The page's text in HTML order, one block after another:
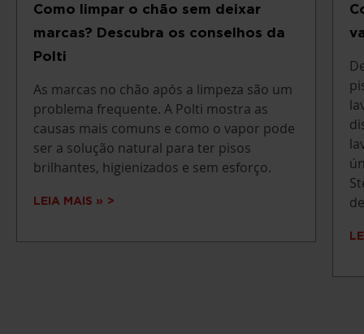
Como limpar o chão sem deixar
marcas? Descubra os conselhos da
Polti
As marcas no chão após a limpeza são um
problema frequente. A Polti mostra as
causas mais comuns e como o vapor pode
ser a solução natural para ter pisos
brilhantes, higienizados e sem esforço.
LEIA MAIS »